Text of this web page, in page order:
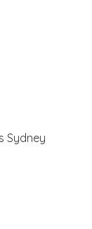
Sydney